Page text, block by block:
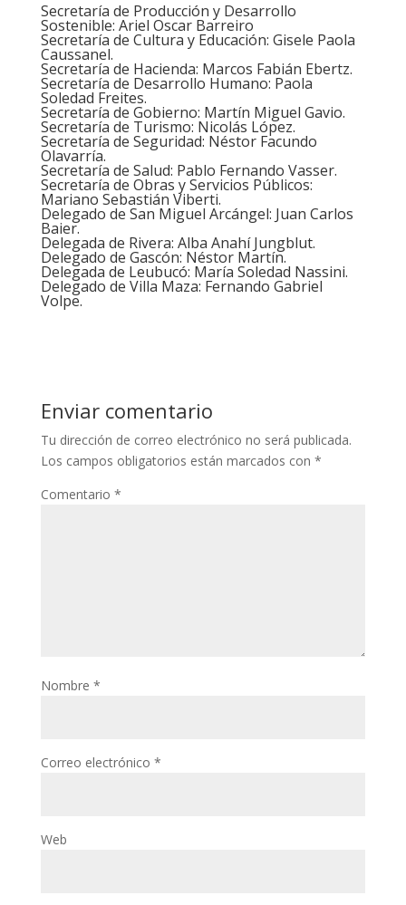
Secretaría de Producción y Desarrollo
Sostenible: Ariel Oscar Barreiro
Secretaría de Cultura y Educación: Gisele Paola
Caussanel.
Secretaría de Hacienda: Marcos Fabián Ebertz.
Secretaría de Desarrollo Humano: Paola
Soledad Freites.
Secretaría de Gobierno: Martín Miguel Gavio.
Secretaría de Turismo: Nicolás López.
Secretaría de Seguridad: Néstor Facundo
Olavarría.
Secretaría de Salud: Pablo Fernando Vasser.
Secretaría de Obras y Servicios Públicos:
Mariano Sebastián Viberti.
Delegado de San Miguel Arcángel: Juan Carlos
Baier.
Delegada de Rivera: Alba Anahí Jungblut.
Delegado de Gascón: Néstor Martín.
Delegada de Leubucó: María Soledad Nassini.
Delegado de Villa Maza: Fernando Gabriel
Volpe.
Enviar comentario
Tu dirección de correo electrónico no será publicada.
Los campos obligatorios están marcados con *
Comentario *
Nombre *
Correo electrónico *
Web